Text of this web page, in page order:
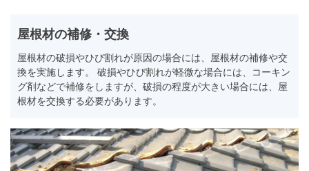
屋根材の補修・交換
屋根材の破損やひび割れが原因の場合には、屋根材の補修や交
換を実施します。 破損やひび割れが軽微な場合には、コーキン
グ剤などで補修をしますが、破損の程度が大きい場合には、屋
根材を交換する必要があります。